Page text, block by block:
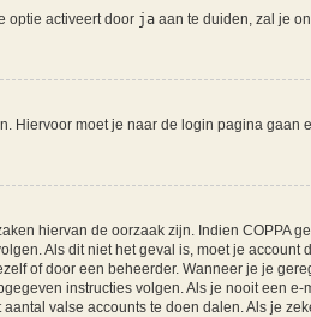
optie activeert door jaaan te duiden, zal je
Hiervoor moet je naar de login pagina gaan
hiervan de oorzaak zijn. Indien COPPA
Als dit niet het geval is, moet je account
of door een beheerder. Wanneer je je
instructies volgen. Als je nooit een e-
valse accounts te doen dalen. Als je